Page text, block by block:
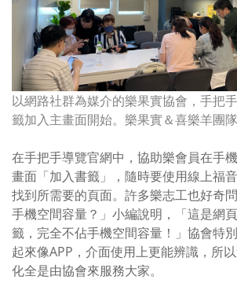
以網路社群為媒介的樂果實協會，手把
籤加入主畫面開始。樂果實＆喜樂羊團
在手把手導覽官網中，協助樂會員在手
畫面「加入書籤」，隨時要使用線上福
找到所需要的頁面。許多樂志工也好奇
手機空間容量？」小編說明，「這是網
籤，完全不佔手機空間容量！」協會特
起來像APP ，介面使用上更能辨識，所
化全是由協會來服務大家。